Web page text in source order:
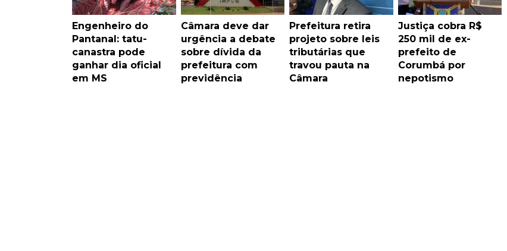
Engenheiro do
Pantanal: tatu-
canastra pode
ganhar dia oficial
em MS
Câmara deve dar
urgência a debate
sobre dívida da
prefeitura com
previdência
Prefeitura retira
projeto sobre leis
tributárias que
travou pauta na
Câmara
Justiça cobra R$
250 mil de ex-
prefeito de
Corumbá por
nepotismo